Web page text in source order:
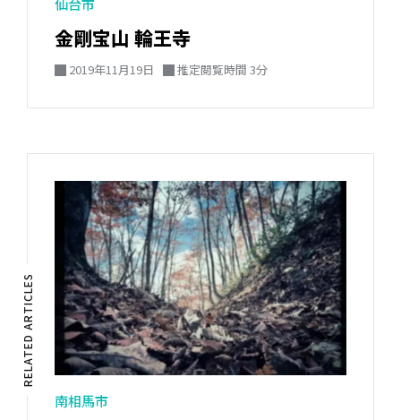
仙台市
金剛宝山 輪王寺
2019年11月19日 推定閲覧時間 3分
RELATED ARTICLES
南相馬市